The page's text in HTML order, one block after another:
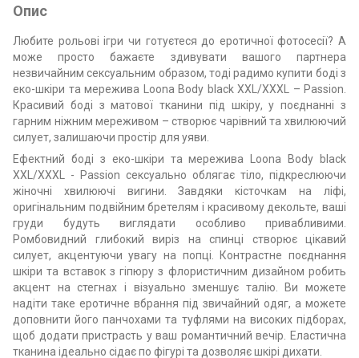
Опис
Любите рольові ігри чи готуєтеся до еротичної фотосесії? А
може просто бажаєте здивувати вашого партнера
незвичайним сексуальним образом, тоді радимо купити боді з
еко-шкіри та мережива Loona Body black XXL/XXXL – Passion.
Красивий боді з матової тканини під шкіру, у поєднанні з
гарним ніжним мереживом – створює чарівний та хвилюючий
силует, залишаючи простір для уяви.
Ефектний боді з еко-шкіри та мережива Loona Body black
XXL/XXXL - Passion сексуально облягає тіло, підкреслюючи
жіночні хвилюючі вигини. Завдяки кісточкам на ліфі,
оригінальним подвійним бретелям і красивому декольте, ваші
груди будуть виглядати особливо привабливими.
Ромбовидний глибокий виріз на спинці створює цікавий
силует, акцентуючи увагу на попці. Контрастне поєднання
шкіри та вставок з гіпюру з флористичним дизайном робить
акцент на стегнах і візуально зменшує талію. Ви можете
надіти таке еротичне вбрання під звичайний одяг, а можете
доповнити його панчохами та туфлями на високих підборах,
щоб додати пристрасть у ваш романтичний вечір. Еластична
тканина ідеально сідає по фігурі та дозволяє шкірі дихати.